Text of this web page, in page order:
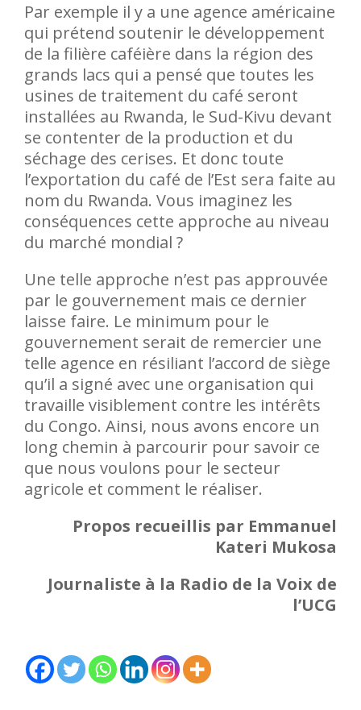
Par exemple il y a une agence américaine
qui prétend soutenir le développement
de la filière caféière dans la région des
grands lacs qui a pensé que toutes les
usines de traitement du café seront
installées au Rwanda, le Sud-Kivu devant
se contenter de la production et du
séchage des cerises. Et donc toute
l’exportation du café de l’Est sera faite au
nom du Rwanda. Vous imaginez les
conséquences cette approche au niveau
du marché mondial ?
Une telle approche n’est pas approuvée
par le gouvernement mais ce dernier
laisse faire. Le minimum pour le
gouvernement serait de remercier une
telle agence en résiliant l’accord de siège
qu’il a signé avec une organisation qui
travaille visiblement contre les intérêts
du Congo. Ainsi, nous avons encore un
long chemin à parcourir pour savoir ce
que nous voulons pour le secteur
agricole et comment le réaliser.
Propos recueillis par Emmanuel
Kateri Mukosa
Journaliste à la Radio de la Voix de
l’UCG